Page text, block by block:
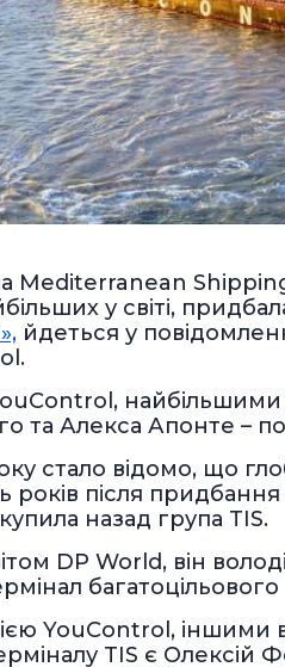
Mediterranean
у світі,
йдеться у
та Алекса Апонте –
стало відомо, що
років після
назад група TIS.
DP World, він
YouControl, іншими
TIS є